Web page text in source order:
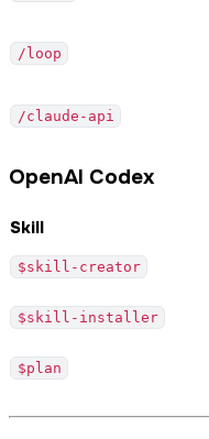
/loop
/claude-api
OpenAI Codex
Skill
$skill-creator
$skill-installer
$plan